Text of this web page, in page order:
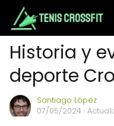
Historia y
deporte
Santiago López
07/05/2024 ·